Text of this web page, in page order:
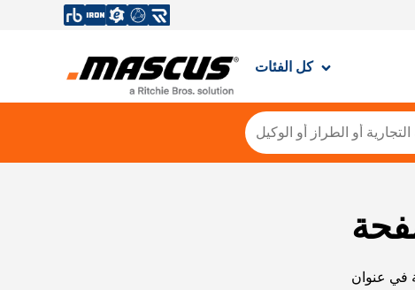
كل الفئات
في عنوان